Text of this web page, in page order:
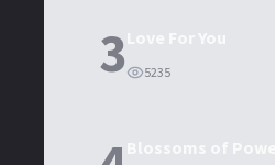
3 5235